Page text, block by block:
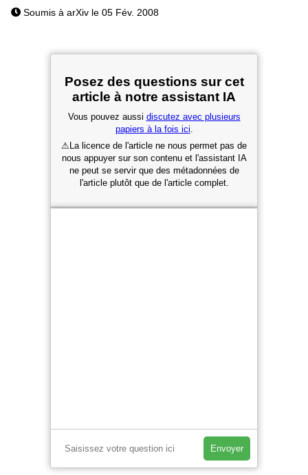
Soumis à arXiv le 05 Fév. 2008
Posez des questions sur cet
article à notre assistant IA
Vous pouvez aussi discutez avec plusieurs
papiers à la fois ici.
⚠ La licence de l'article ne nous permet pas de
nous appuyer sur son contenu et l'assistant IA
ne peut se servir que des métadonnées de
l'article plutôt que de l'article complet.
Envoyer